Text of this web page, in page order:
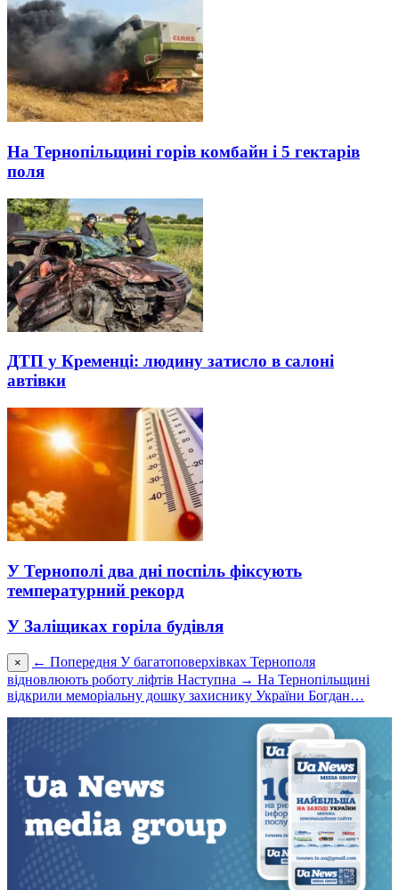
На Тернопільщині горів комбайн і 5 гектарів
поля
ДТП у Кременці: людину затисло в салоні
автівки
У Тернополі два дні поспіль фіксують
температурний рекорд
У Заліщиках горіла будівля
× ← Попередня У багатоповерхівках Тернополя
відновлюють роботу ліфтів Наступна → На Тернопільщині
відкрили меморіальну дошку захиснику України Богдан…